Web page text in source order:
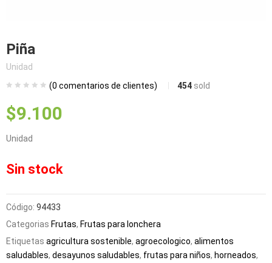
Piña
Unidad
(0 comentarios de clientes) 454 sold
$9.100
Unidad
Sin stock
Código: 94433
Categorias Frutas, Frutas para lonchera
Etiquetas agricultura sostenible, agroecologico, alimentos
saludables, desayunos saludables, frutas para niños, horneados,